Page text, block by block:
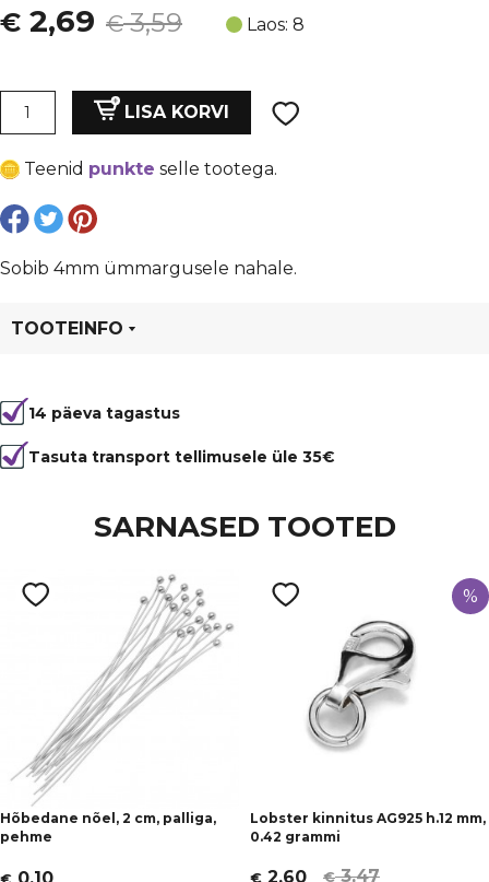
€3,59
Algne
oli:
€ 3,59.
€ 2,69
Current
is:
€ 2,69.
Laos: 8
Roostevaba
5x16
mm,
kuldne,
3
kogus
LISA KORVI
Teenid punkte selle tootega.
Sobib 4mm ümmargusele nahale.
TOOTEINFO
14 päeva tagastus
Tasuta transport tellimusele üle 35€
SARNASED TOOTED
Hõbedane nõel, 2 cm, palliga,
pehme
0,10
%
Lobster kinnitus AG925 h.12 mm,
0.42 grammi
€3,47
€ 2,60